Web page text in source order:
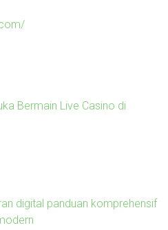
Bermain Live Casino di
digital panduan komprehensif